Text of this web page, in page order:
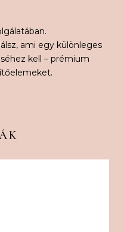
ami egy különleges
kell – prémium